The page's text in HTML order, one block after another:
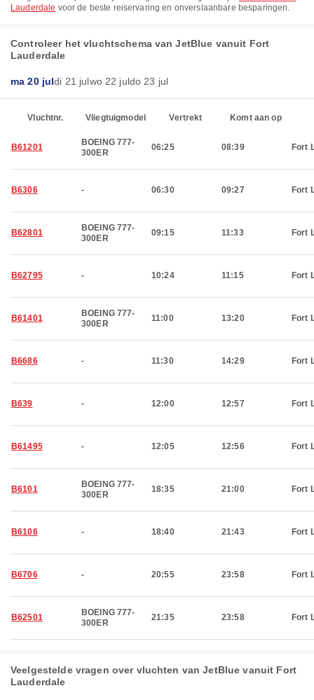
Lauderdale voor de beste reiservaring en onverslaanbare besparingen.
Controleer het vluchtschema van JetBlue vanuit Fort
Lauderdale
ma 20 juldi 21 julwo 22 juldo 23 jul
Vluchtnr. Vliegtuigmodel Vertrekt Komt aan op
B61201
BOEING 777-
300ER
06:25 08:39 Fort
B6306 - 06:30 09:27 Fort
B62801
BOEING 777-
300ER
09:15 11:33 Fort
B62795 - 10:24 11:15 Fort
B61401
BOEING 777-
300ER
11:00 13:20 Fort
B6686 - 11:30 14:29 Fort
B639 - 12:00 12:57 Fort
B61495 - 12:05 12:56 Fort
B6101
BOEING 777-
300ER
18:35 21:00 Fort
B6106 - 18:40 21:43 Fort
B6706 - 20:55 23:58 Fort
B62501
BOEING 777-
300ER
21:35 23:58 Fort
Veelgestelde vragen over vluchten van JetBlue vanuit Fort
Lauderdale